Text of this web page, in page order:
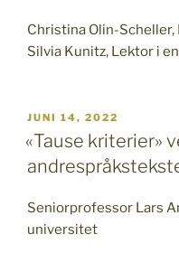
Christina Olin-
Silvia Kunitz, Lektor i
PUBLICERAT
JUNI 14, 2022
«Tause kriterier»
Seniorprofessor Lars
universitet